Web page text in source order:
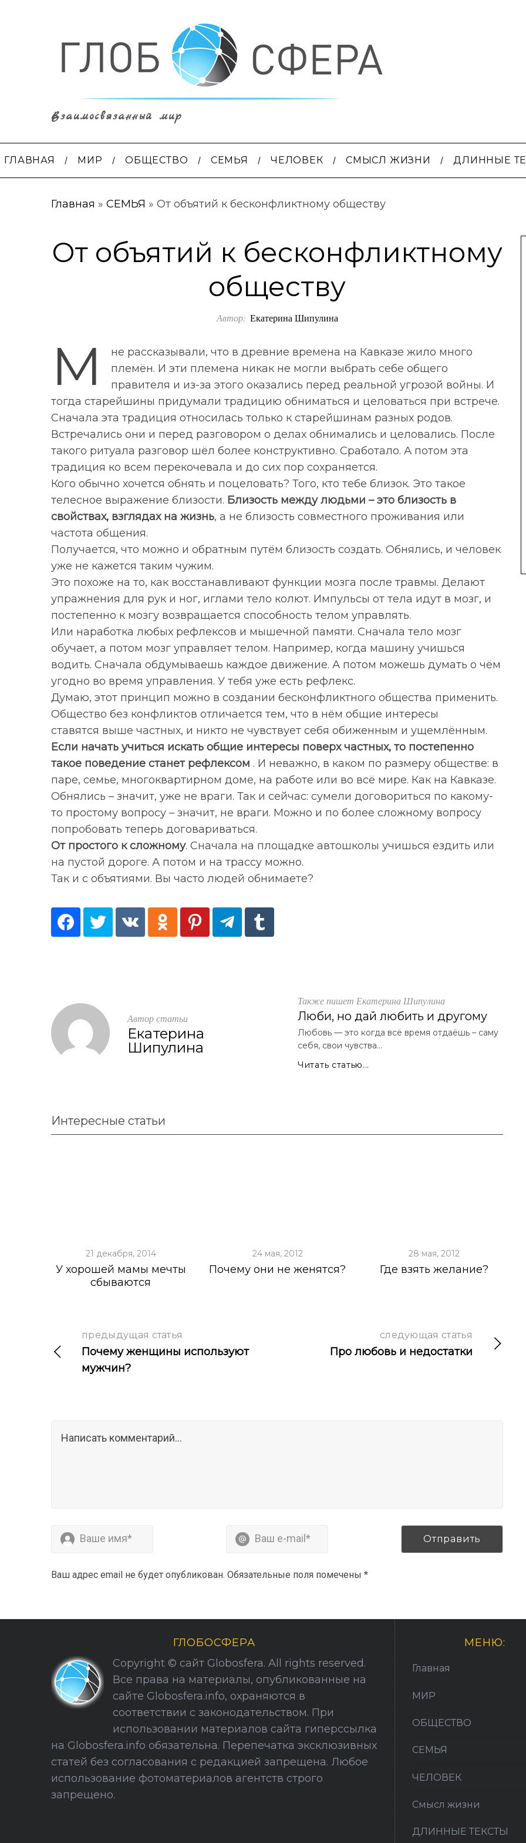
Взаимосвязанный мир
ГЛАВНАЯ МИР ОБЩЕСТВО СЕМЬЯ ЧЕЛОВЕК СМЫСЛ ЖИЗНИ ДЛИННЫЕ
Главная » СЕМЬЯ » От объятий к бесконфликтному обществу
От объятий к бесконфликтному
обществу
Автор: Екатерина Шипулина
М
не рассказывали, что в древние времена на Кавказе жило много
племён. И эти племена никак не могли выбрать себе общего
правителя и из-за этого оказались перед реальной угрозой войны. И
тогда старейшины придумали традицию обниматься и целоваться при встрече.
Сначала эта традиция относилась только к старейшинам разных родов.
Встречались они и перед разговором о делах обнимались и целовались. После
такого ритуала разговор шёл более конструктивно. Сработало. А потом эта
традиция ко всем перекочевала и до сих пор сохраняется.
Кого обычно хочется обнять и поцеловать? Того, кто тебе близок. Это такое
телесное выражение близости. Близость между людьми – это близость в
свойствах, взглядах на жизнь, а не близость совместного проживания или
частота общения.
Получается, что можно и обратным путём близость создать. Обнялись, и человек
уже не кажется таким чужим.
Это похоже на то, как восстанавливают функции мозга после травмы. Делают
упражнения для рук и ног, иглами тело колют. Импульсы от тела идут в мозг, и
постепенно к мозгу возвращается способность телом управлять.
Или наработка любых рефлексов и мышечной памяти. Сначала тело мозг
обучает, а потом мозг управляет телом. Например, когда машину учишься
водить. Сначала обдумываешь каждое движение. А потом можешь думать о чём
угодно во время управления. У тебя уже есть рефлекс.
Думаю, этот принцип можно в создании бесконфликтного общества применить.
Общество без конфликтов отличается тем, что в нём общие интересы
ставятся выше частных, и никто не чувствует себя обиженным и ущемлённым.
Если начать учиться искать общие интересы поверх частных, то постепенно
такое поведение станет рефлексом . И неважно, в каком по размеру обществе: в
паре, семье, многоквартирном доме, на работе или во всё мире. Как на Кавказе.
Обнялись – значит, уже не враги. Так и сейчас: сумели договориться по какому-
то простому вопросу – значит, не враги. Можно и по более сложному вопросу
попробовать теперь договариваться.
От простого к сложному. Сначала на площадке автошколы учишься ездить или
на пустой дороге. А потом и на трассу можно.
Так и с объятиями. Вы часто людей обнимаете?
Автор статьи
Екатерина
Шипулина
Также пишет Екатерина Шипулина
Люби, но дай любить и другому
Любовь — это когда всё время отдаёшь – саму
себя, свои чувства...
Читать статью...
Интересные статьи
21 декабря, 2014
У хорошей мамы мечты
сбываются
24 мая, 2012
Почему они не женятся?
28 мая, 2012
Где взять желание?
предыдущая статья
Почему женщины используют
мужчин?
следующая статья
Про любовь и недостатки
Ваш адрес email не будет опубликован. Обязательные поля помечены *
ГЛОБОСФЕРА
Copyright © сайт Globosfera. All rights reserved.
Все права на материалы, опубликованные на
сайте Globosfera.info, охраняются в
соответствии с законодательством. При
использовании материалов сайта гиперссылка
на Globosfera.info обязательна. Перепечатка эксклюзивных
статей без согласования с редакцией запрещена. Любое
использование фотоматериалов агентств строго
запрещено.
МЕНЮ:
Главная
МИР
ОБЩЕСТВО
СЕМЬЯ
ЧЕЛОВЕК
Смысл жизни
ДЛИННЫЕ ТЕКСТЫ
S
e
r
c
По авторам